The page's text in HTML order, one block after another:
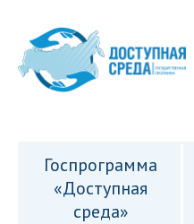
Госпрограмма
«Доступная
среда»